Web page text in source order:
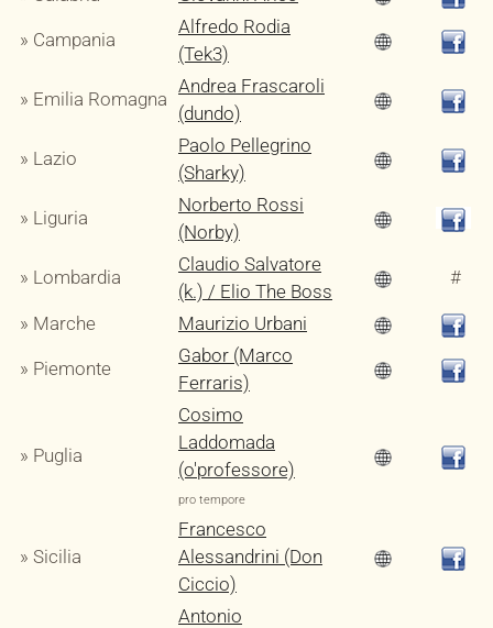
» Campania
Alfredo Rodia
(Tek3)
» Emilia Romagna
Andrea Frascaroli
(dundo)
» Lazio
Paolo Pellegrino
(Sharky)
» Liguria
Norberto Rossi
(Norby)
» Lombardia
Claudio Salvatore
(k.) / Elio The Boss
#
» Marche Maurizio Urbani
» Piemonte
Gabor (Marco
Ferraris)
» Puglia
Cosimo
Laddomada
(o'professore)
pro tempore
» Sicilia
Francesco
Alessandrini (Don
Ciccio)
Antonio